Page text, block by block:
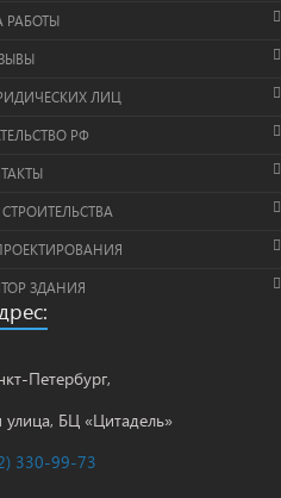
РАБОТЫ
ЛИЦ
РФ
ЗДАНИЯ
Петербург,
улица, БЦ «Цитадель»
330-99-73